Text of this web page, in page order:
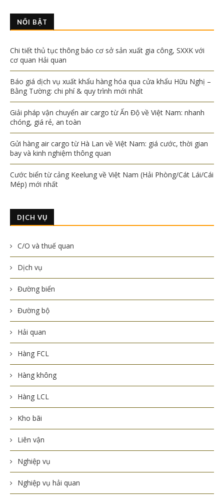
NỔI BẬT
Chi tiết thủ tục thông báo cơ sở sản xuất gia công, SXXK với
cơ quan Hải quan
Báo giá dịch vụ xuất khẩu hàng hóa qua cửa khẩu Hữu Nghị –
Bằng Tường: chi phí & quy trình mới nhất
Giải pháp vận chuyển air cargo từ Ấn Độ về Việt Nam: nhanh
chóng, giá rẻ, an toàn
Gửi hàng air cargo từ Hà Lan về Việt Nam: giá cước, thời gian
bay và kinh nghiệm thông quan
Cước biển từ cảng Keelung về Việt Nam (Hải Phòng/Cát Lái/Cái
Mép) mới nhất
DỊCH VỤ
C/O và thuế quan
Dịch vụ
Đường biển
Đường bộ
Hải quan
Hàng FCL
Hàng không
Hàng LCL
Kho bãi
Liên vận
Nghiệp vụ
Nghiệp vụ hải quan